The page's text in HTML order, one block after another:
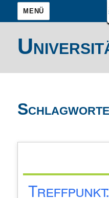
MENÜ
Schlagworte